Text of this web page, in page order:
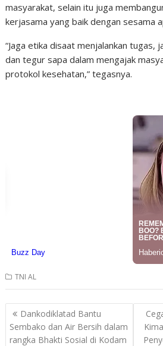
masyarakat, selain itu juga
kerjasama yang baik dengan sesama
“Jaga etika disaat menjalankan tugas,
dan tegur sapa dalam mengajak
protokol kesehatan,” tegasnya.
TNI AL
Post
navigation
Dankodiklatad Bantu
Sembako dan Air Bersih dalam
rangka Bhakti Sosial di Kodam